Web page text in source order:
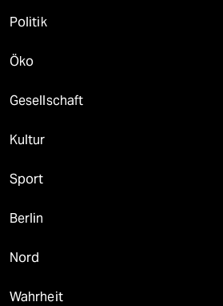
Politik
Öko
Gesellschaft
Kultur
Sport
Berlin
Nord
Wahrheit